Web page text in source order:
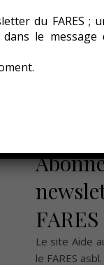
FARES
Le site Aide
le FARES asbl.
du FARES ;
le message